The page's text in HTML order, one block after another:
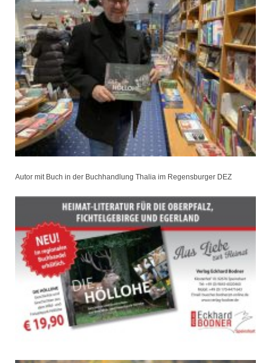
Autor mit Buch in der Buchhandlung Thalia im Regensburger DEZ